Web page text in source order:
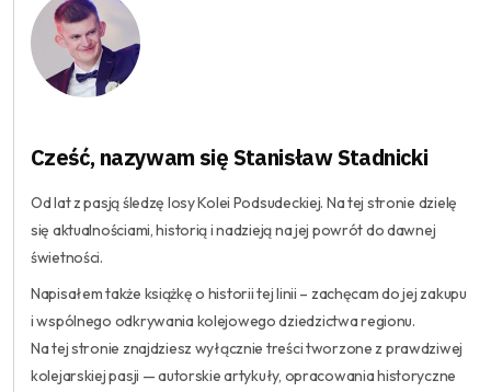
Cześć, nazywam się Stanisław Stadnicki
Od lat z pasją śledzę losy Kolei Podsudeckiej. Na tej stronie dzielę
się aktualnościami, historią i nadzieją na jej powrót do dawnej
świetności.
Napisałem także książkę o historii tej linii – zachęcam do jej zakupu
i wspólnego odkrywania kolejowego dziedzictwa regionu.
Na tej stronie znajdziesz wyłącznie treści tworzone z prawdziwej
kolejarskiej pasji — autorskie artykuły, opracowania historyczne